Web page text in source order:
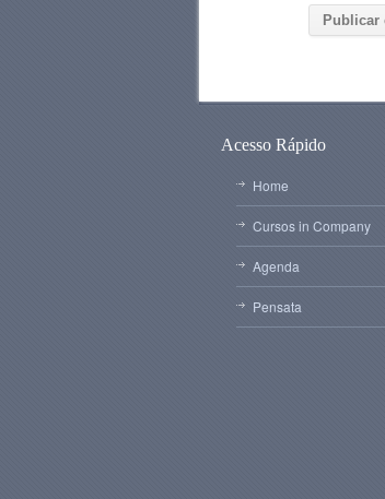
Acesso Rápido
Home
Cursos in Company
Agenda
Pensata